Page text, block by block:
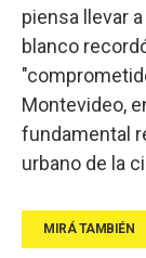
piensa llevar
blanco
Montevideo,
fundamental
urbano de la